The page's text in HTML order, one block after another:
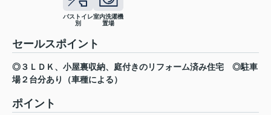
バストイレ
別
室内洗濯機
置場
セールスポイント
◎３ＬＤＫ、小屋裏収納、庭付きのリフォーム済み住宅 ◎駐車
場２台分あり（車種による）
ポイント